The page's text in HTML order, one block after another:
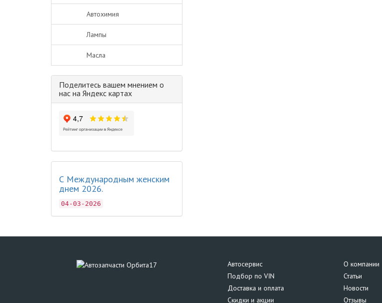
Автохимия
Лампы
Масла
Поделитесь вашем мнением о
нас на Яндекс картах
С Международным женским
днем 2026.
04-03-2026
Автосервис
Подбор по VIN
Доставка и оплата
Скидки и акции
О компании
Статьи
Новости
Отзывы